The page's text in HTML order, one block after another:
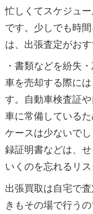
忙しくてスケジュ
です。少しでも時
は、出張査定がおす
・書類などを紛失
車を売却する際に
す。自動車検査証
車に常備している
ケースは少ないで
録証明書などは、
いくのを忘れるリス
出張買取は自宅で
きもその場で行う